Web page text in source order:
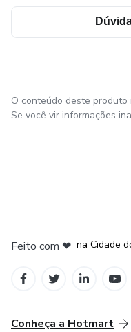
O conteúdo deste
Se você vir informações
Feito com ❤ na Cidade
Conheça a Hotmart